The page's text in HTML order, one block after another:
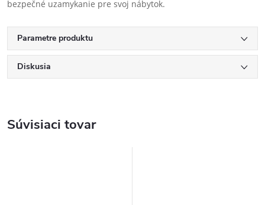
bezpečné uzamykanie pre svoj nábytok.
Parametre produktu
Diskusia
Súvisiaci tovar